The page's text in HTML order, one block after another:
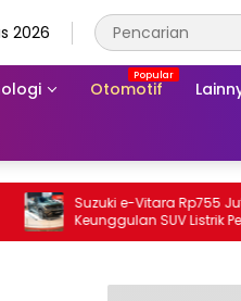
2026
Otomotif
Suzuki e-Vitara Rp755 Juta,
Keunggulan SUV Listrik